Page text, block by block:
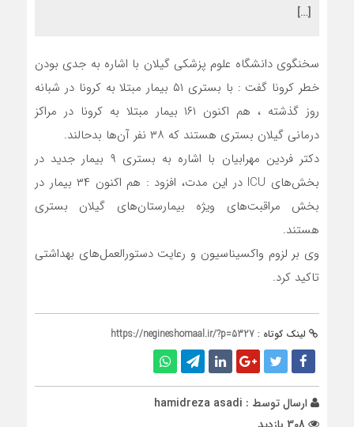
[…]
سخنگوی دانشگاه علوم پزشکی گیلان با اشاره به جدی بودن
خطر کرونا گفت : با بستری ۵۱ بیمار مبتلا به کرونا در شبانه
روز گذشته ، هم اکنون ۱۶۱ بیمار مبتلا به کرونا در مراکز
درمانی گیلان بستری هستند که ۳۸ نفر آن‌ها بدحالند.
دکتر فردین مهرابیان با اشاره به بستری ۹ بیمار جدید در
بخش‌های ICU در این مدت، افزود : هم اکنون ۳۴ بیمار در
بخش مراقبت‌های ویژه بیمارستان‌های گیلان بستری
هستند.
وی بر لزوم واکسیناسیون و رعایت دستورالعمل‌های بهداشتی
تاکید کرد.
لینک کوتاه : https://negineshomaal.ir/?p=5327
ارسال توسط : hamidreza asadi